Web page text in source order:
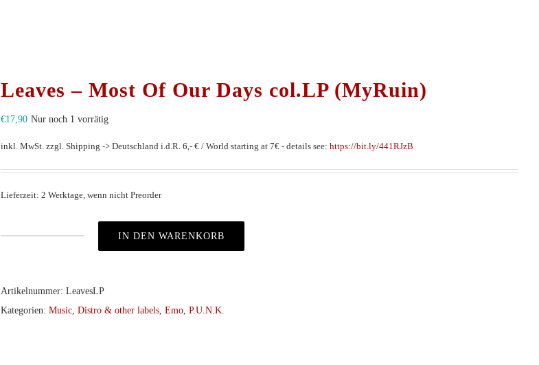
Leaves – Most Of Our Days col.LP (MyRuin)
€17,90 Nur noch 1 vorrätig
inkl. MwSt. zzgl. Shipping -> Deutschland i.d.R. 6,- € / World starting at 7€ - details see: https://bit.ly/441RJzB
Lieferzeit: 2 Werktage, wenn nicht Preorder
IN DEN WARENKORB
Artikelnummer: LeavesLP
Kategorien: Music Distro & other labels Emo P.U.N.K.